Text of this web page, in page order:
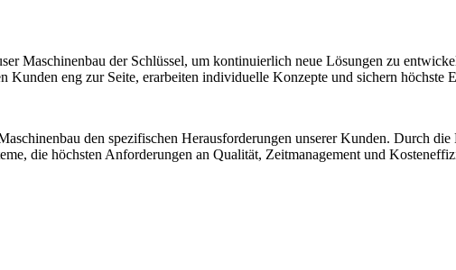
Maschinenbau der Schlüssel, um kontinuierlich neue Lösungen zu
eng zur Seite, erarbeiten individuelle Konzepte und sichern höchste
den spezifischen Herausforderungen unserer Kunden. Durch
die höchsten Anforderungen an Qualität, Zeitmanagement und